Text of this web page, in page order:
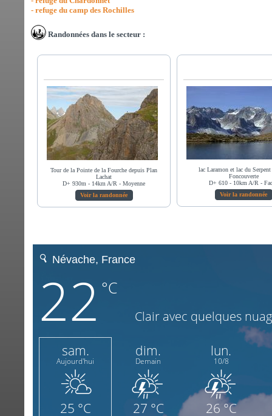
- refuge du camp des Rochilles
Randonnées dans le secteur :
Tour de la Pointe de la Fourche depuis Plan
Lachat
D+ 930m - 14km A/R - Moyenne
Voir la randonnée
lac Laramon et lac du
Foncouverte
D+ 610 - 10km A/R -
Voir la randonnée